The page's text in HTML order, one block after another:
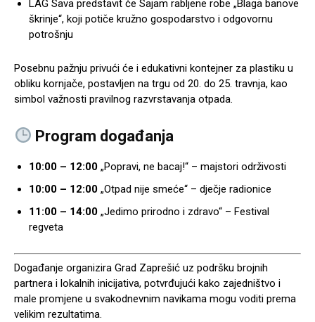
LAG Sava predstavit će Sajam rabljene robe „Blaga banove
škrinje“, koji potiče kružno gospodarstvo i odgovornu
potrošnju
Posebnu pažnju privući će i edukativni kontejner za plastiku u
obliku kornjače, postavljen na trgu od 20. do 25. travnja, kao
simbol važnosti pravilnog razvrstavanja otpada.
Program događanja
10:00 – 12:00 „Popravi, ne bacaj!“ – majstori održivosti
10:00 – 12:00 „Otpad nije smeće“ – dječje radionice
11:00 – 14:00 „Jedimo prirodno i zdravo“ – Festival
regveta
Događanje organizira Grad Zaprešić uz podršku brojnih
partnera i lokalnih inicijativa, potvrđujući kako zajedništvo i
male promjene u svakodnevnim navikama mogu voditi prema
velikim rezultatima.